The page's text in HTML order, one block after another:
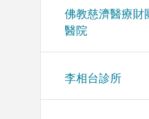
佛教慈濟醫療財
醫院
李相台診所